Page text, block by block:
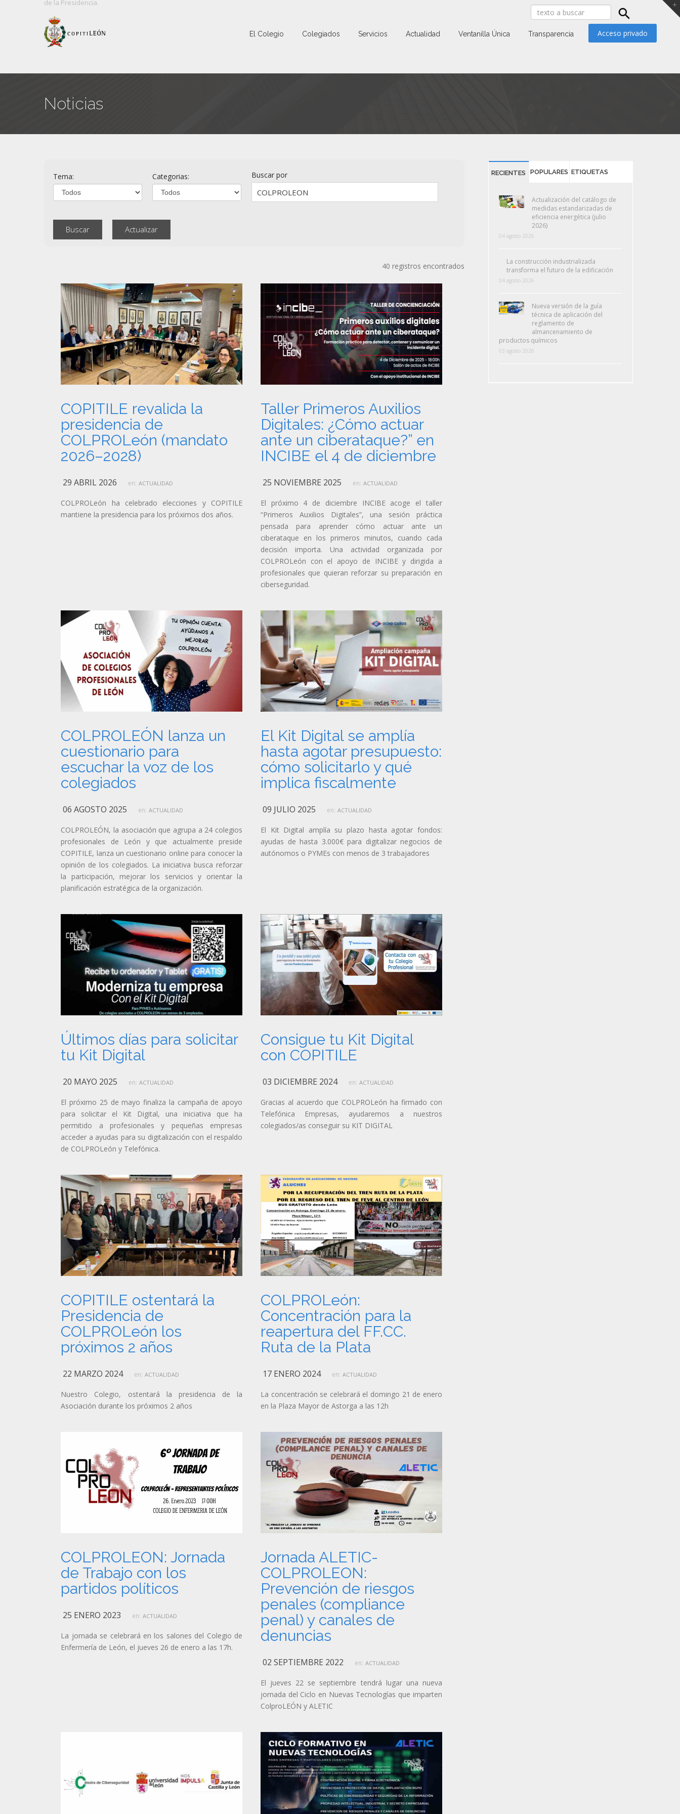
de la Presidencia.
El Colegio Colegiados Servicios Actualidad Ventanilla Única Transparencia Acceso privado
Noticias
Tema: Categorias: Buscar por
40 registros encontrados
COPITILE revalida la
presidencia de
COLPROLeón (mandato
2026–2028)
29 ABRIL 2026 en: ACTUALIDAD
COLPROLeón ha celebrado elecciones y COPITILE
mantiene la presidencia para los próximos dos años.
Taller Primeros Auxilios
Digitales: ¿Cómo actuar
ante un ciberataque?” en
INCIBE el 4 de diciembre
25 NOVIEMBRE 2025 en: ACTUALIDAD
El próximo 4 de diciembre INCIBE acoge el taller
“Primeros Auxilios Digitales”, una sesión práctica
pensada para aprender cómo actuar ante un
ciberataque en los primeros minutos, cuando cada
decisión importa. Una actividad organizada por
COLPROLeón con el apoyo de INCIBE y dirigida a
profesionales que quieran reforzar su preparación en
ciberseguridad.
COLPROLEÓN lanza un
cuestionario para
escuchar la voz de los
colegiados
06 AGOSTO 2025 en: ACTUALIDAD
COLPROLEÓN, la asociación que agrupa a 24 colegios
profesionales de León y que actualmente preside
COPITILE, lanza un cuestionario online para conocer la
opinión de los colegiados. La iniciativa busca reforzar
la participación, mejorar los servicios y orientar la
planificación estratégica de la organización.
El Kit Digital se amplía
hasta agotar presupuesto:
cómo solicitarlo y qué
implica fiscalmente
09 JULIO 2025 en: ACTUALIDAD
El Kit Digital amplía su plazo hasta agotar fondos:
ayudas de hasta 3.000€ para digitalizar negocios de
autónomos o PYMEs con menos de 3 trabajadores
Últimos días para solicitar
tu Kit Digital
20 MAYO 2025 en: ACTUALIDAD
El próximo 25 de mayo finaliza la campaña de apoyo
para solicitar el Kit Digital, una iniciativa que ha
permitido a profesionales y pequeñas empresas
acceder a ayudas para su digitalización con el respaldo
de COLPROLeón y Telefónica.
Consigue tu Kit Digital
con COPITILE
03 DICIEMBRE 2024 en: ACTUALIDAD
Gracias al acuerdo que COLPROLeón ha firmado con
Telefónica Empresas, ayudaremos a nuestros
colegiados/as conseguir su KIT DIGITAL
COPITILE ostentará la
Presidencia de
COLPROLeón los
próximos 2 años
22 MARZO 2024 en: ACTUALIDAD
Nuestro Colegio, ostentará la presidencia de la
Asociación durante los próximos 2 años
COLPROLeón:
Concentración para la
reapertura del FF.CC.
Ruta de la Plata
17 ENERO 2024 en: ACTUALIDAD
La concentración se celebrará el domingo 21 de enero
en la Plaza Mayor de Astorga a las 12h
COLPROLEON: Jornada
de Trabajo con los
partidos políticos
25 ENERO 2023 en: ACTUALIDAD
La jornada se celebrará en los salones del Colegio de
Enfermería de León, el jueves 26 de enero a las 17h.
Jornada ALETIC-
COLPROLEON:
Prevención de riesgos
penales (compliance
penal) y canales de
denuncias
02 SEPTIEMBRE 2022 en: ACTUALIDAD
El jueves 22 se septiembre tendrá lugar una nueva
jornada del Ciclo en Nuevas Tecnologías que imparten
ColproLEÓN y ALETIC
RECIENTES POPULARES ETIQUETAS
Actualización del catálogo de
medidas estandarizadas de
eficiencia energética (julio
2026)
04 agosto 2026
La construcción industrializada
transforma el futuro de la edificación
04 agosto 2026
Nueva versión de la guía
técnica de aplicación del
reglamento de
almancenamiento de
productos químicos
03 agosto 2026